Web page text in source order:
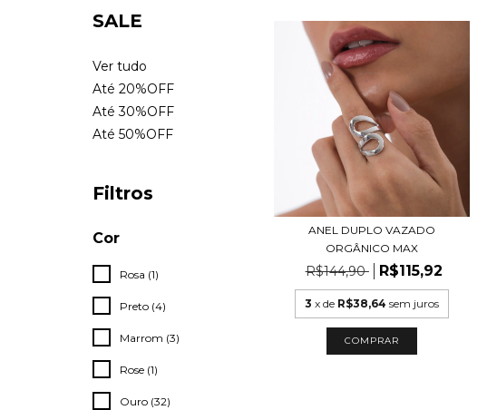
SALE
Ver tudo
Até 20%OFF
Até 30%OFF
Até 50%OFF
Filtros
Cor
Rosa (1)
Preto (4)
Marrom (3)
Rose (1)
Ouro (32)
ANEL DUPLO VAZADO
ORGÂNICO MAX
R$144,90 R$115,92
3 x de R$38,64 sem juros
COMPRAR